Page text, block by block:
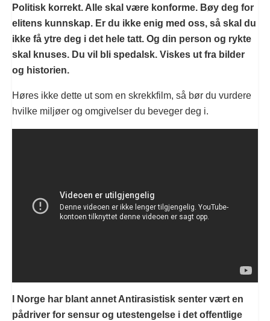
Politisk korrekt. Alle skal være konforme. Bøy deg for
elitens kunnskap. Er du ikke enig med oss, så skal du
ikke få ytre deg i det hele tatt. Og din person og rykte
skal knuses. Du vil bli spedalsk. Viskes ut fra bilder
og historien.
Høres ikke dette ut som en skrekkfilm, så bør du vurdere
hvilke miljøer og omgivelser du beveger deg i.
I Norge har blant annet Antirasistisk senter vært en
pådriver for sensur og utestengelse i det offentlige